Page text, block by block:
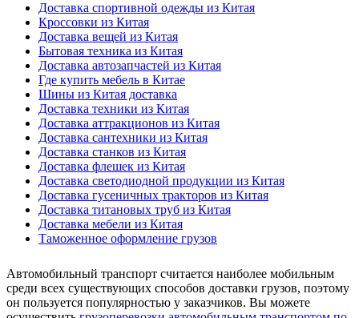
Доставка спортивной одежды из Китая
Кроссовки из Китая
Доставка вещей из Китая
Бытовая техника из Китая
Доставка автозапчастей из Китая
Где купить мебель в Китае
Шины из Китая доставка
Доставка техники из Китая
Доставка аттракционов из Китая
Доставка сантехники из Китая
Доставка станков из Китая
Доставка флешек из Китая
Доставка светодиодной продукции из Китая
Доставка гусеничных тракторов из Китая
Доставка титановых труб из Китая
Доставка мебели из Китая
Таможенное оформление грузов
Автомобильный транспорт считается наиболее мобильным
среди всех существующих способов доставки грузов, поэтому
он пользуется популярностью у заказчиков. Вы можете